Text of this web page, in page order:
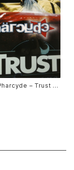
– Trust [E
Records]